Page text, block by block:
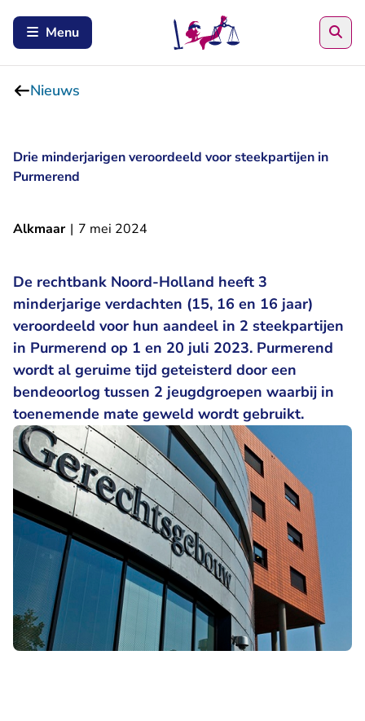
Menu
Nieuws
Drie minderjarigen veroordeeld voor steekpartijen in
Purmerend
Alkmaar | 7 mei 2024
De rechtbank Noord-Holland heeft 3
minderjarige verdachten (15, 16 en 16 jaar)
veroordeeld voor hun aandeel in 2 steekpartijen
in Purmerend op 1 en 20 juli 2023. Purmerend
wordt al geruime tijd geteisterd door een
bendeoorlog tussen 2 jeugdgroepen waarbij in
toenemende mate geweld wordt gebruikt.